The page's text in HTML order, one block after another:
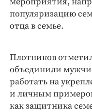
популяризацию
отца в семье.
Плотников
объединили
работать на
и личным
как защитника